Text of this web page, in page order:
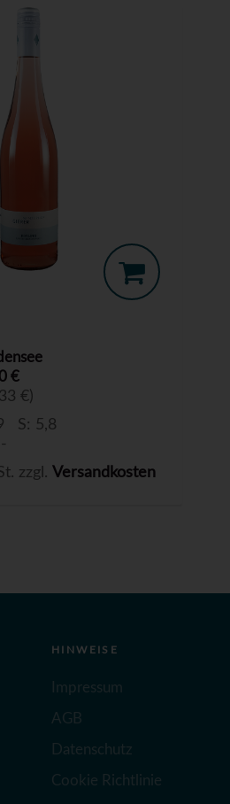
€
€)
S: 5,8
zzgl. Versandkosten
HINWEISE
Impressum
AGB
Datenschutz
Cookie Richtlinie